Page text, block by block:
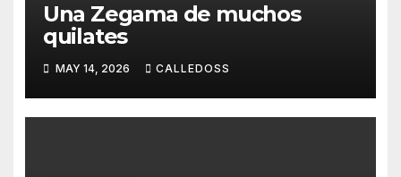
Una Zegama de muchos
quilates
MAY 14, 2026 CALLEDOSS